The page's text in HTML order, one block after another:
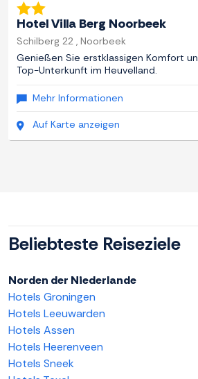
Hotel Villa Berg Noorbeek
Schilberg 22 , Noorbeek
Genießen Sie erstklassigen Komfort
Top-Unterkunft im Heuvelland.
Mehr Informationen
Auf Karte anzeigen
Beliebteste Reiseziele
Norden der Niederlande
Hotels Groningen
Hotels Leeuwarden
Hotels Assen
Hotels Heerenveen
Hotels Sneek